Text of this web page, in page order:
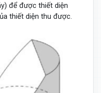
để được thiết diện
thiết diện thu được.